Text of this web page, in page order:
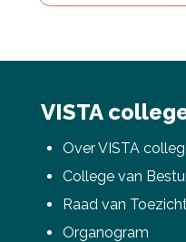
VISTA
Over VISTA
College van
Raad van
Organogram